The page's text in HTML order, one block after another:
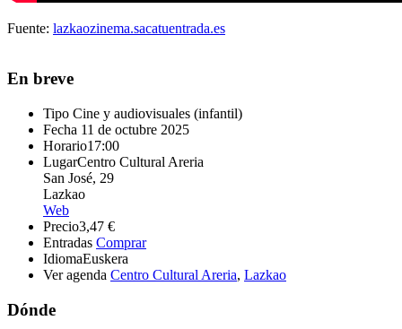
Fuente: lazkaozinema.sacatuentrada.es
En breve
Tipo Cine y audiovisuales (infantil)
Fecha 11 de octubre 2025
Horario17:00
LugarCentro Cultural Areria
San José, 29
Lazkao
Web
Precio3,47 €
Entradas Comprar
IdiomaEuskera
Ver agenda Centro Cultural Areria, Lazkao
Dónde